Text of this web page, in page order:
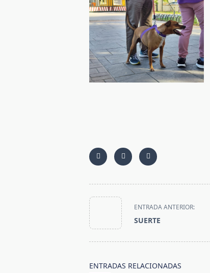
<span
class="nav-
subtitle
screen-
text">Página</span>
ENTRADA ANTERIOR:
SUERTE
ENTRADAS RELACIONADAS